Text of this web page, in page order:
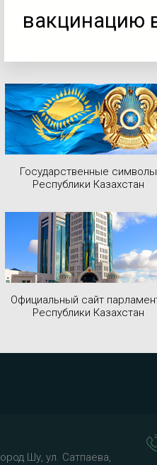
вакцинацию
Государственные символы
Республики Казахстан
Официальный сайт
Республики Казахстан
Шу, ул. Сатпаева,